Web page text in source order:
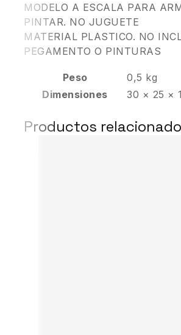
MODELO A ESCALA PARA
PINTAR. NO JUGUETE
MATERIAL PLASTICO. NO
PEGAMENTO O PINTURAS
Peso
0,5 kg
Dimensiones
30 × 25 ×
Productos